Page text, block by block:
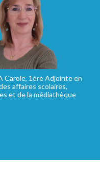
Carole, 1ère Adjointe en
affaires scolaires,
et de la médiathèque